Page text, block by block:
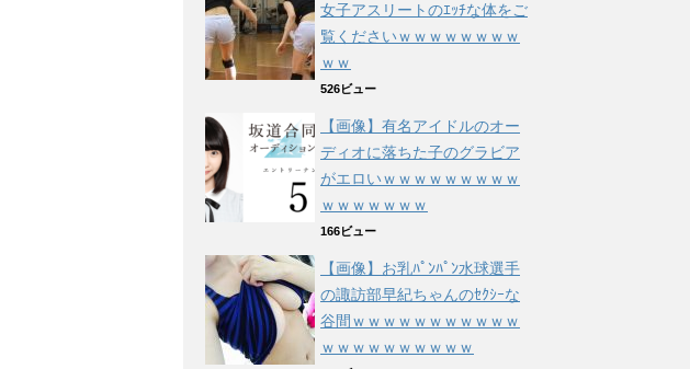
女子アスリートのｴｯﾁな体をご
覧くださいｗｗｗｗｗｗｗｗ
ｗｗ
526ビュー
【画像】有名アイドルのオー
ディオに落ちた子のグラビア
がエロいｗｗｗｗｗｗｗｗｗ
ｗｗｗｗｗｗｗ
166ビュー
【画像】お乳ﾊﾟﾝﾊﾟﾝ水球選手
の諏訪部早紀ちゃんのｾｸｼｰな
谷間ｗｗｗｗｗｗｗｗｗｗｗ
ｗｗｗｗｗｗｗｗｗｗ